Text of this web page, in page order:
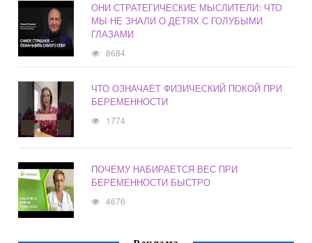
ОНИ СТРАТЕГИЧЕСКИЕ МЫСЛИТЕЛИ: ЧТО
МЫ НЕ ЗНАЛИ О ДЕТЯХ С ГОЛУБЫМИ
ГЛАЗАМИ
8684
ЧТО ОЗНАЧАЕТ ФИЗИЧЕСКИЙ ПОКОЙ ПРИ
БЕРЕМЕННОСТИ
1774
ПОЧЕМУ НАБИРАЕТСЯ ВЕС ПРИ
БЕРЕМЕННОСТИ БЫСТРО
4676